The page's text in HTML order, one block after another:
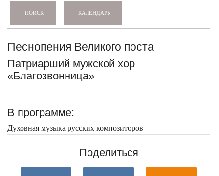
ПОИСК КАЛЕНДАРЬ
Песнопения Великого поста
Патриарший мужской хор
«Благозвонница»
В программе:
Духовная музыка русских композиторов
Поделиться